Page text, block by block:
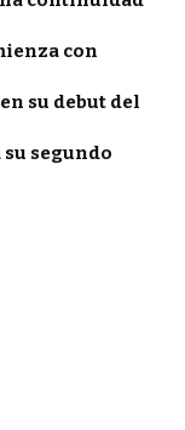
con
su debut del
su segundo